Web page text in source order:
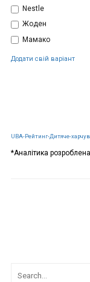
Nestle
Жоден
Мамако
Додати свій варіант
UBA-Рейтинг-Дитяче-
*Аналітика